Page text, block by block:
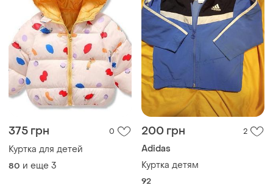
375 грн 0
Куртка для детей
80 и еще 3
200 грн 2
Adidas
Куртка детям
92